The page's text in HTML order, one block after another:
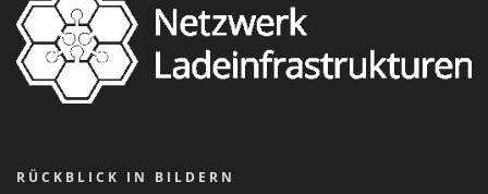
RÜCKBLICK IN BILDERN